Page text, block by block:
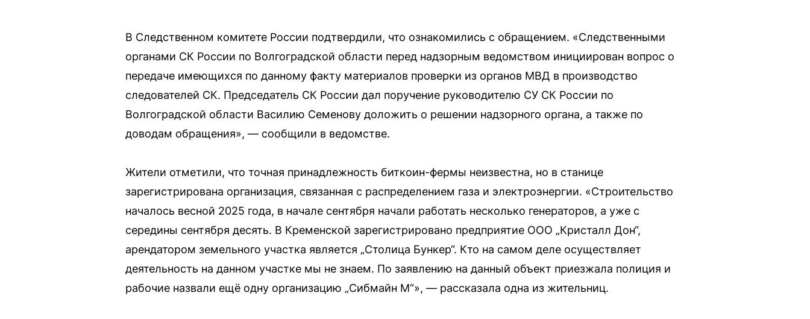
В Следственном комитете России подтвердили, что ознакомились с обращением. «Следственными
органами СК России по Волгоградской области перед надзорным ведомством инициирован вопрос о
передаче имеющихся по данному факту материалов проверки из органов МВД в производство
следователей СК. Председатель СК России дал поручение руководителю СУ СК России по
Волгоградской области Василию Семенову доложить о решении надзорного органа, а также по
доводам обращения», — сообщили в ведомстве.
Жители отметили, что точная принадлежность биткоин-фермы неизвестна, но в станице
зарегистрирована организация, связанная с распределением газа и электроэнергии. «Строительство
началось весной 2025 года, в начале сентября начали работать несколько генераторов, а уже с
середины сентября десять. В Кременской зарегистрировано предприятие ООО „Кристалл Дон“,
арендатором земельного участка является „Столица Бункер“. Кто на самом деле осуществляет
деятельность на данном участке мы не знаем. По заявлению на данный объект приезжала полиция и
рабочие назвали ещё одну организацию „Сибмайн М“», — рассказала одна из жительниц.